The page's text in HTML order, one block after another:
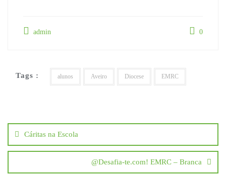
admin 0
Tags : alunos Aveiro Diocese EMRC
de
artigos
Cáritas na Escola
@Desafia-te.com! EMRC – Branca